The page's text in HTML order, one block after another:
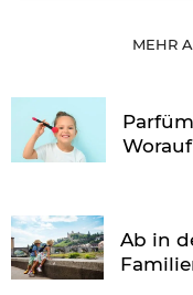
MEHR
Ab in